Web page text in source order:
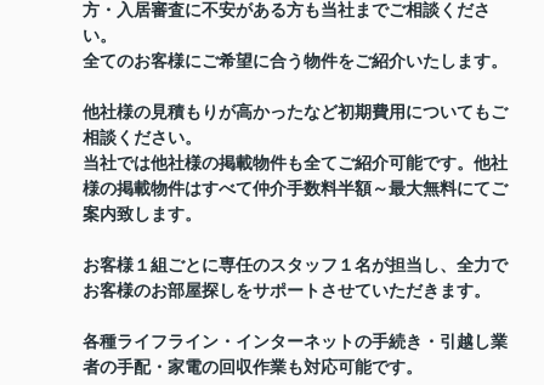
方・入居審査に不安がある方も当社までご相談くださ
い。
全てのお客様にご希望に合う物件をご紹介いたします。
他社様の見積もりが高かったなど初期費用についてもご
相談ください。
当社では他社様の掲載物件も全てご紹介可能です。他社
様の掲載物件はすべて仲介手数料半額～最大無料にてご
案内致します。
お客様１組ごとに専任のスタッフ１名が担当し、全力で
お客様のお部屋探しをサポートさせていただきます。
各種ライフライン・インターネットの手続き・引越し業
者の手配・家電の回収作業も対応可能です。